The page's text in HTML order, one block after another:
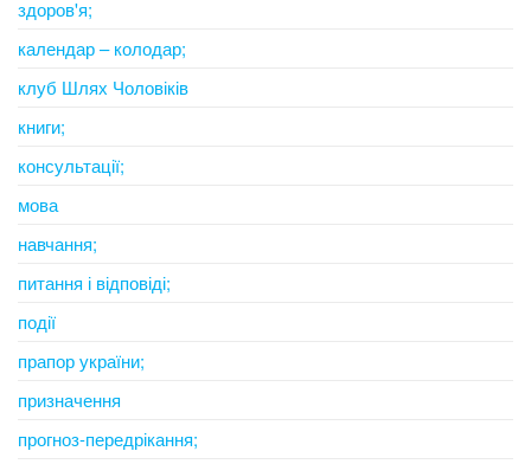
здоров'я;
календар – колодар;
клуб Шлях Чоловіків
книги;
консультації;
мова
навчання;
питання і відповіді;
події
прапор україни;
призначення
прогноз-передрікання;